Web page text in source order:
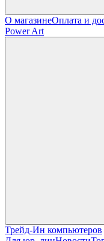
О магазинеОплата и
Power Art
Трейд-Ин компьютеров